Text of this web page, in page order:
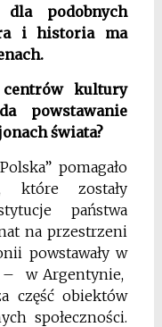
podobnych
i historia ma
kultury
powstawanie
świata?
pomagało
które zostały
państwa
na przestrzeni
powstawały w
– w Argentynie,
część obiektów
społeczności.